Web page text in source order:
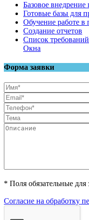
Базовое
Готовые базы для
Обучение работе
Создание отчетов
Список
Окна
Форма заявки
* Поля обязательные для
Согласие на обработку